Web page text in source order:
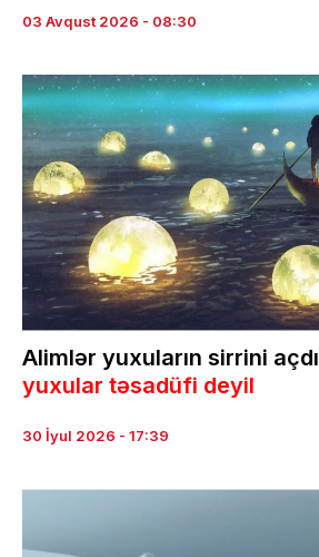
03 Avqust 2026 - 08:30
Alimlər yuxuların sirrini açdı
yuxular təsadüfi deyil
30 İyul 2026 - 17:39